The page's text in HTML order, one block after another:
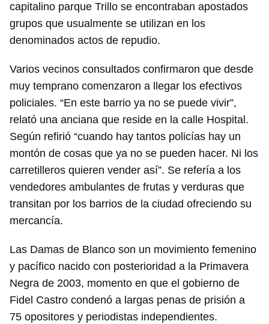
capitalino parque Trillo se encontraban apostados
grupos que usualmente se utilizan en los
denominados actos de repudio.
Varios vecinos consultados confirmaron que desde
muy temprano comenzaron a llegar los efectivos
policiales. “En este barrio ya no se puede vivir”,
relató una anciana que reside en la calle Hospital.
Según refirió “cuando hay tantos policías hay un
montón de cosas que ya no se pueden hacer. Ni los
carretilleros quieren vender así”. Se refería a los
vendedores ambulantes de frutas y verduras que
transitan por los barrios de la ciudad ofreciendo su
mercancía.
Las Damas de Blanco son un movimiento femenino
y pacífico nacido con posterioridad a la Primavera
Negra de 2003, momento en que el gobierno de
Fidel Castro condenó a largas penas de prisión a
75 opositores y periodistas independientes.